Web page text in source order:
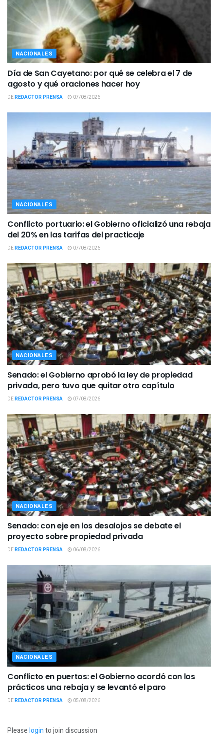
NACIONALES
Día de San Cayetano: por qué se celebra el 7 de
agosto y qué oraciones hacer hoy
DEREDACTOR PRENSA 07/08/2026
NACIONALES
Conflicto portuario: el Gobierno oficializó una rebaja
del 20% en las tarifas del practicaje
DEREDACTOR PRENSA 07/08/2026
NACIONALES
Senado: el Gobierno aprobó la ley de propiedad
privada, pero tuvo que quitar otro capítulo
DEREDACTOR PRENSA 07/08/2026
NACIONALES
Senado: con eje en los desalojos se debate el
proyecto sobre propiedad privada
DEREDACTOR PRENSA 06/08/2026
NACIONALES
Conflicto en puertos: el Gobierno acordó con los
prácticos una rebaja y se levantó el paro
DEREDACTOR PRENSA 05/08/2026
Pleaseloginto join discussion